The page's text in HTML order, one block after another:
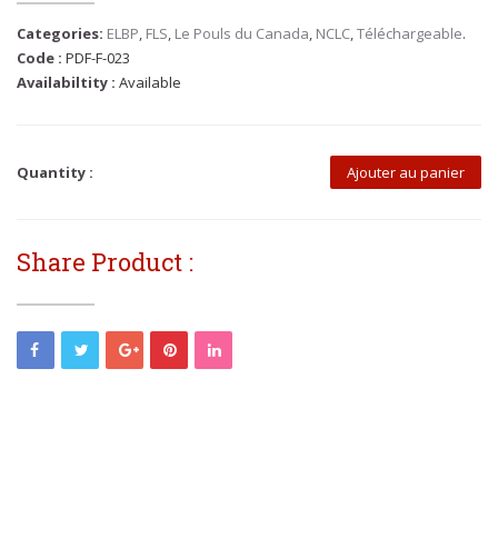
Categories: ELBP, FLS, Le Pouls du Canada, NCLC,Téléchargeable.
Code : PDF-F-023
Availabiltity : Available
Quantity : Ajouter au panier
Share Product :